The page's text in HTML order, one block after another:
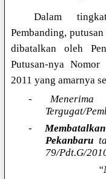
Dalam
Pembanding,
dibatalkan oleh
Putusan-nya
2011 yang amarnya
- Menerima
Tergugat/
-Membatalkan
Pekanbaru
79/Pdt.G/
“